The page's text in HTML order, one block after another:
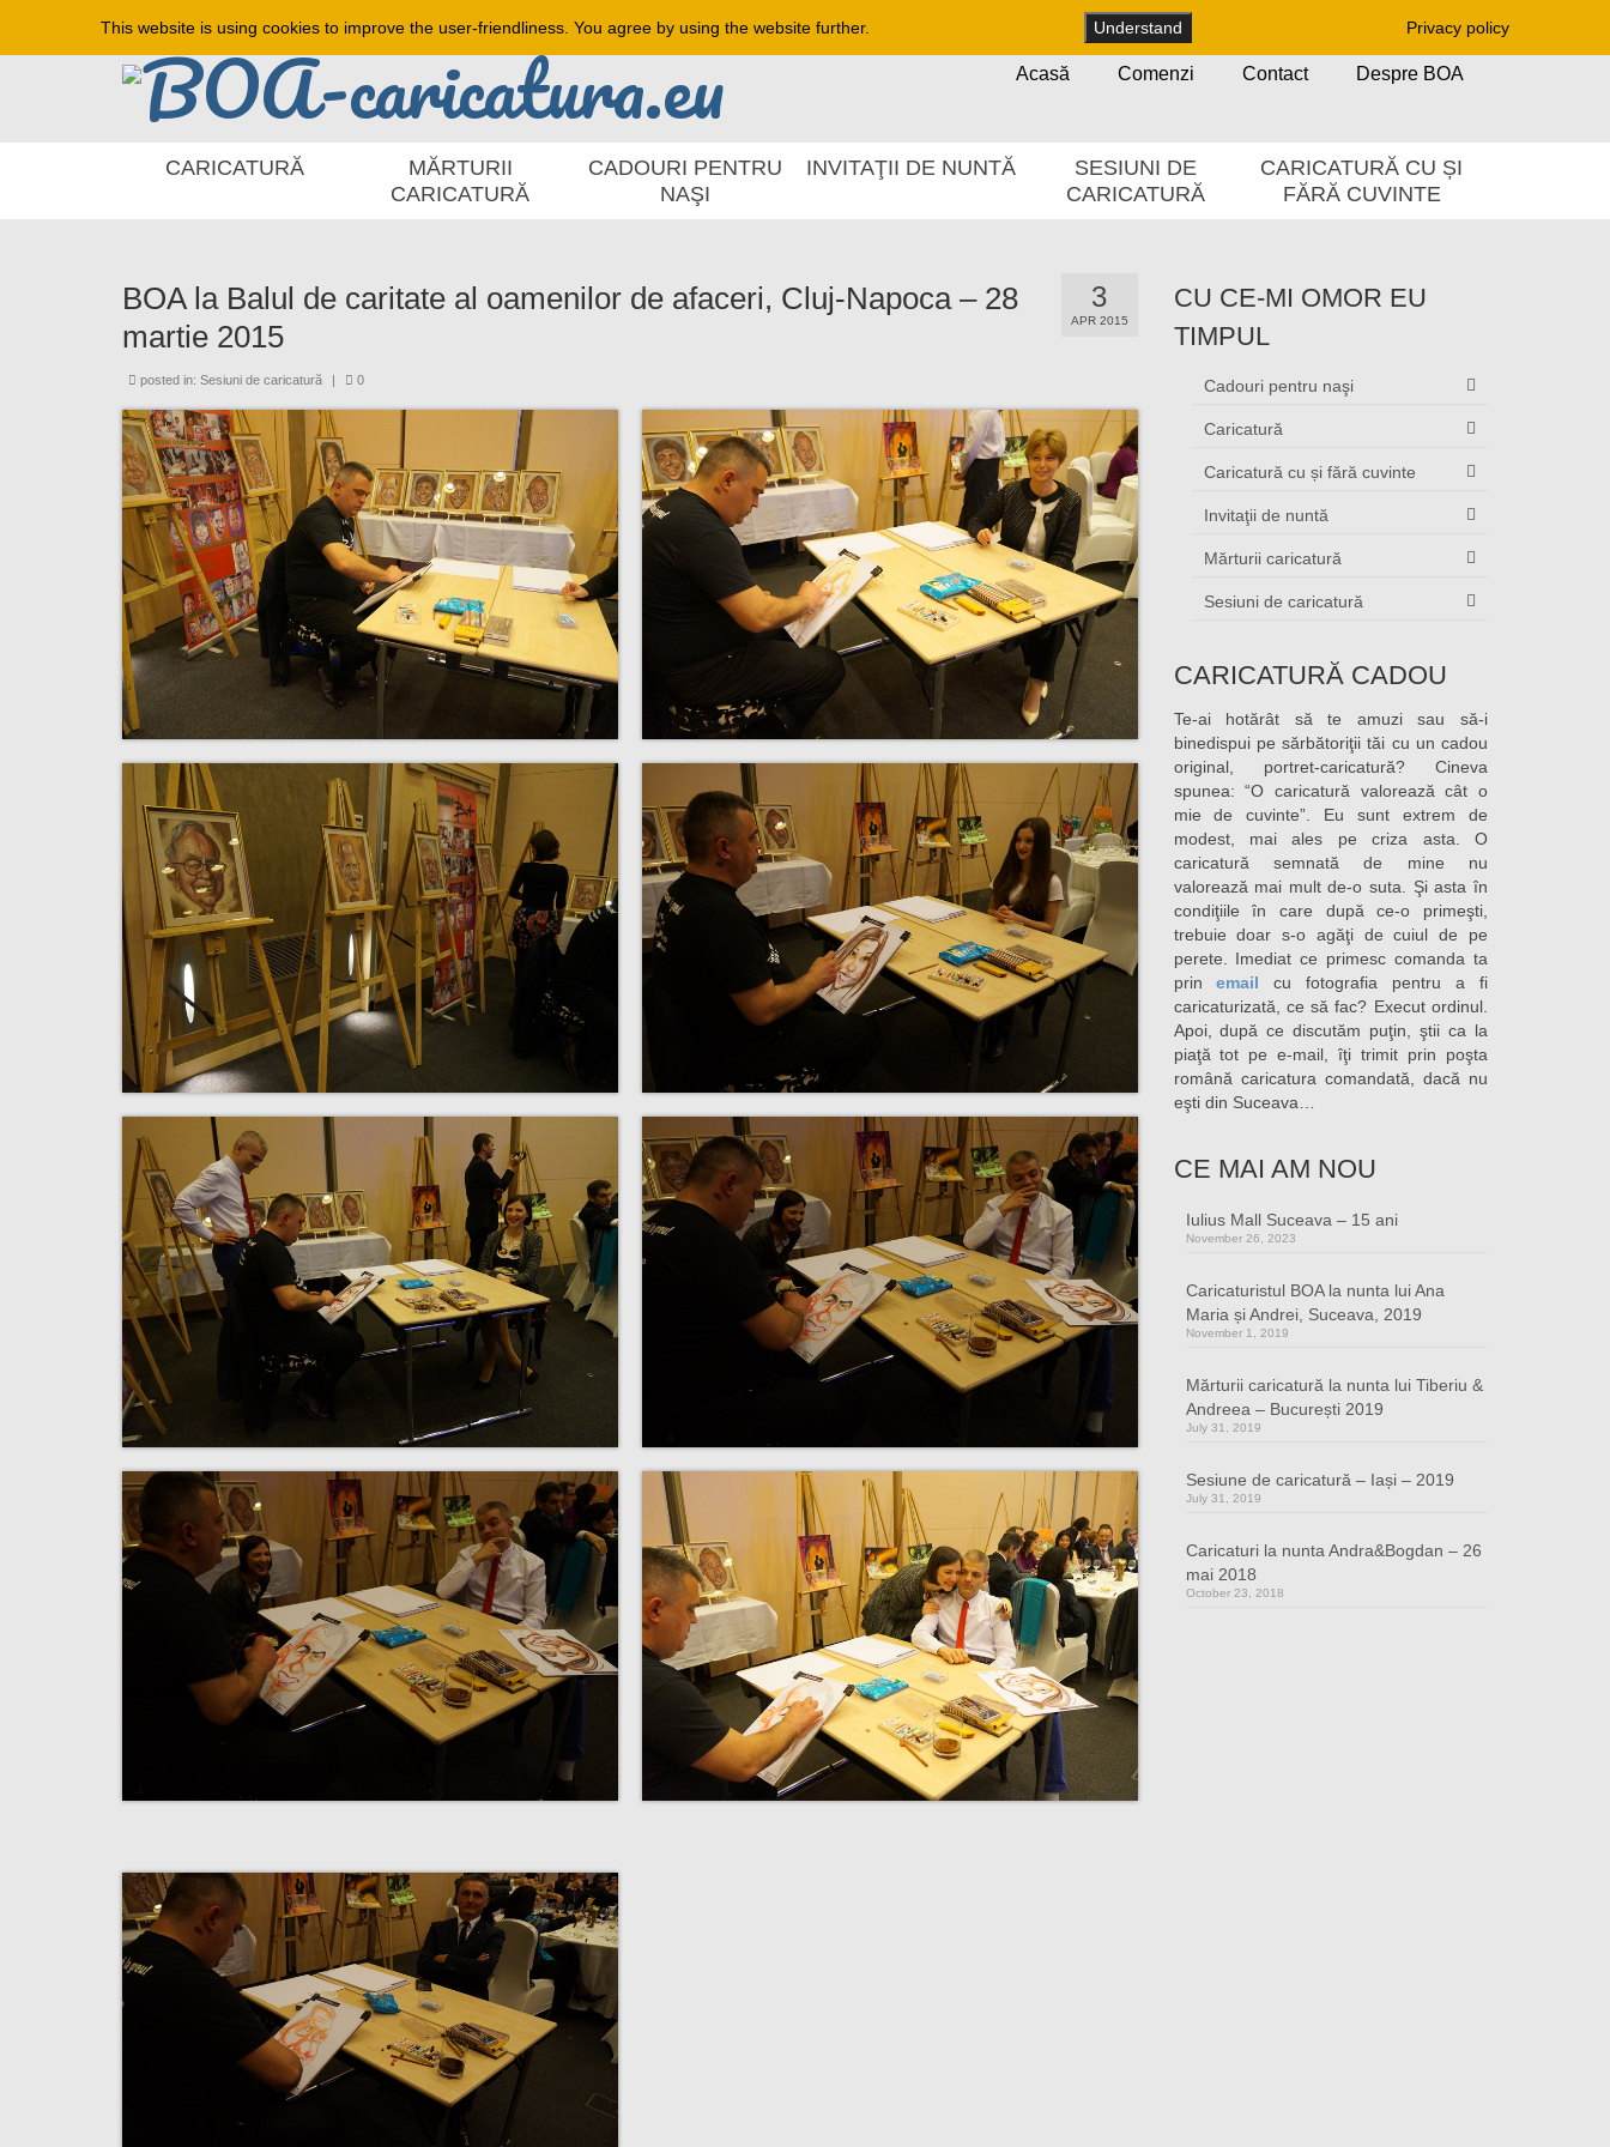
Acasă Comenzi Contact Despre BOA
CARICATURĂ
MĂRTURII
CARICATURĂ
CADOURI PENTRU
NAŞI
INVITAŢII DE NUNTĂ
SESIUNI DE
CARICATURĂ
CARICATURĂ CU ȘI
FĂRĂ CUVINTE
3
APR 2015
BOA la Balul de caritate al oamenilor de afaceri, Cluj-Napoca – 28
martie 2015
posted in: Sesiuni de caricatură 0
CU CE-MI OMOR EU
TIMPUL
Cadouri pentru naşi
Caricatură
Caricatură cu și fără cuvinte
Invitaţii de nuntă
Mărturii caricatură
Sesiuni de caricatură
CARICATURĂ CADOU
Te-ai hotărât să te amuzi sau să-i
binedispui pe sărbătoriţii tăi cu un cadou
original, portret-caricatură? Cineva
spunea: “O caricatură valorează cât o
mie de cuvinte”. Eu sunt extrem de
modest, mai ales pe criza asta. O
caricatură semnată de mine nu
valorează mai mult de-o suta. Şi asta în
condiţiile în care după ce-o primeşti,
trebuie doar s-o agăţi de cuiul de pe
perete. Imediat ce primesc comanda ta
prinemail cu fotografia pentru a fi
caricaturizată, ce să fac? Execut ordinul.
Apoi, după ce discutăm puţin, ştii ca la
piaţă tot pe e-mail, îţi trimit prin poşta
română caricatura comandată, dacă nu
eşti din Suceava…
CE MAI AM NOU
Iulius Mall Suceava – 15 ani
November 26, 2023
Caricaturistul BOA la nunta lui Ana
Maria și Andrei, Suceava, 2019
November 1, 2019
Mărturii caricatură la nunta lui Tiberiu &
Andreea – București 2019
July 31, 2019
Sesiune de caricatură – Iași – 2019
July 31, 2019
Caricaturi la nunta Andra&Bogdan – 26
mai 2018
October 23, 2018
This website is using cookies to improve the user-friendliness. You agree by using the website further. Understand Privacy policy